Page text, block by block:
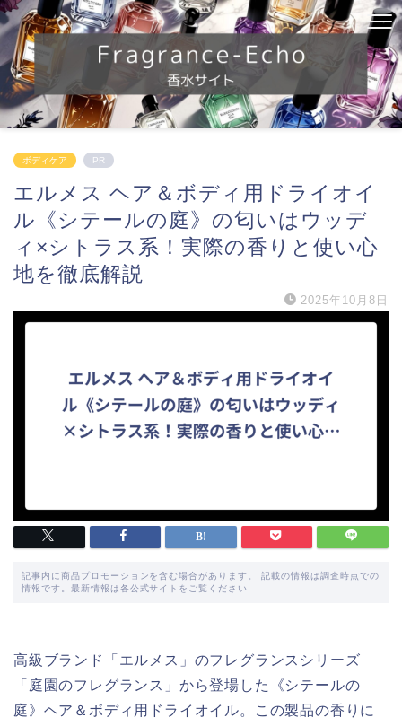
ボディケア PR
エルメス ヘア＆ボディ用ドライオイ
ル《シテールの庭》の匂いはウッデ
ィ×シトラス系！実際の香りと使い心
地を徹底解説
2025年10月8日
記事内に商品プロモーションを含む場合があります。 記載の情報は調査時点での
情報です。最新情報は各公式サイトをご覧ください
高級ブランド「エルメス」のフレグランスシリーズ
「庭園のフレグランス」から登場した《シテールの
庭》ヘア＆ボディ用ドライオイル。この製品の香りに